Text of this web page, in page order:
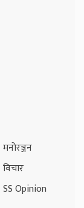
मनोरञ्जन
विचार
SS Opinion